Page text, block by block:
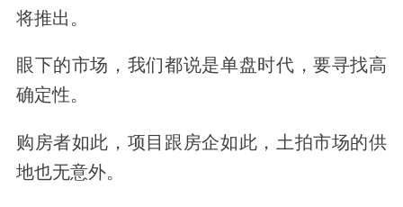
将推出。
眼下的市场，我们都说是单盘时代，要寻找高
确定性。
购房者如此，项目跟房企如此，土拍市场的供
地也无意外。